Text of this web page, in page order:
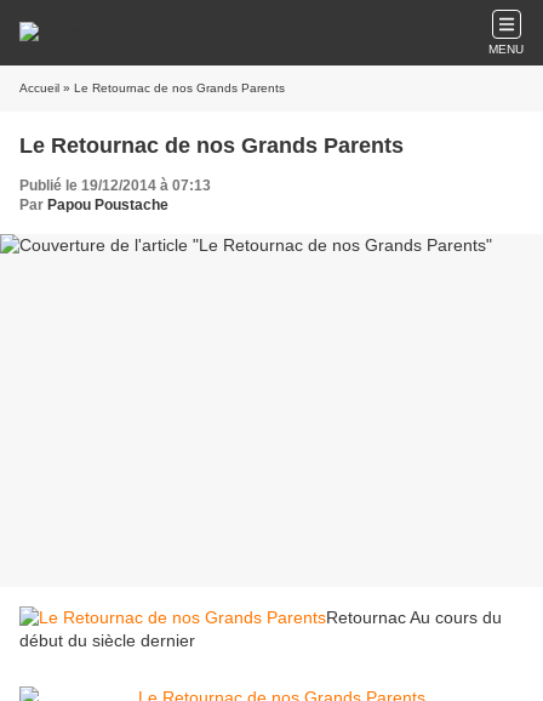
MENU
Accueil » Le Retournac de nos Grands Parents
Le Retournac de nos Grands Parents
Publié le 19/12/2014 à 07:13
Par Papou Poustache
Retournac Au cours du
début du siècle dernier